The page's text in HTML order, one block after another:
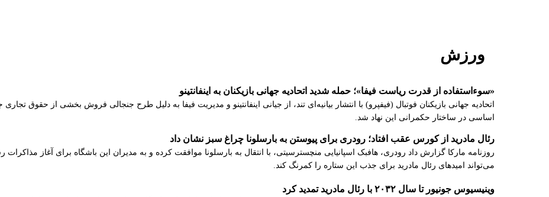
ورزش
«سوءاستفاده از قدرت ریاست فیفا»؛ حمله شدید اتحادیه جهانی بازیکنان به اینفانتینو
اتحادیه جهانی بازیکنان فوتبال (فیفپرو) با انتشار بیانیه‌ای تند، از جیانی اینفانتینو و مدیریت فیفا به دلیل طرح جنجالی فروش بخشی از حقوق
اساسی در ساختار حکمرانی این نهاد شد.
رئال مادرید از کورس عقب افتاد؛ رودری برای پیوستن به بارسلونا چراغ سبز نشان داد
روزنامه مارکا گزارش داد رودری، هافبک اسپانیایی منچسترسیتی، با انتقال به بارسلونا موافقت کرده و به مدیران این باشگاه برای آغاز
می‌تواند امیدهای رئال مادرید برای جذب این ستاره را کمرنگ کند.
وینیسیوس جونیور تا سال ۲۰۳۲ با رئال مادرید تمدید کرد